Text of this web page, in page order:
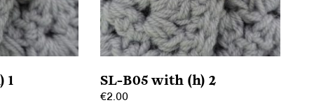
worden
op
de
1
SL-B05 with (h) 2
€2.00